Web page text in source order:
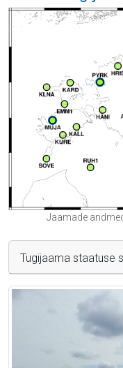
Jaamade
Tugijaama staatuse